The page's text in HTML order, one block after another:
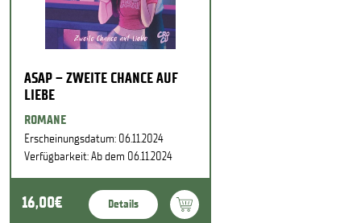
ASAP – ZWEITE CHANCE AUF
LIEBE
ROMANE
Erscheinungsdatum: 06.11.2024
Verfügbarkeit: Ab dem 06.11.2024
16,00€ Details